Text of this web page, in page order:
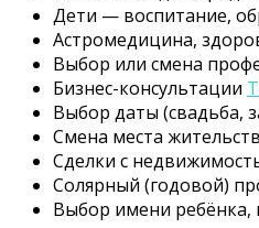
Дети — воспитание,
Астромедицина,
Выбор или смена
Бизнес-консультации
Выбор даты (свадьба,
Смена места
Сделки с
Солярный (годовой)
Выбор имени ребёнка,